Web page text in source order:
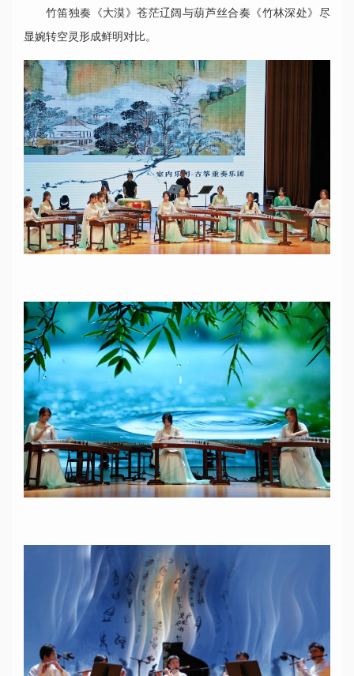
竹笛独奏《大漠》苍茫辽阔与葫芦丝合奏《竹林深处》尽
显婉转空灵形成鲜明对比。